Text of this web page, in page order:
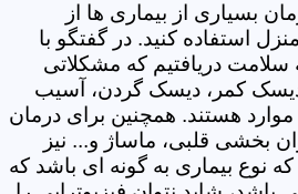
بسیاری از بیماری ها از
استفاده کنید. در گفتگو با
سلامت دریافتیم که مشکلاتی
کمر، دیسک گردن، آسیب
هستند. همچنین برای درمان
بخشی قلبی، ماساژ و... نیز
نوع بیماری به گونه ای باشد که